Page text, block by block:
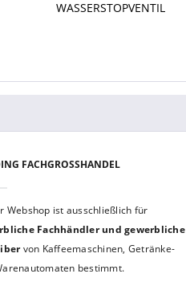
WASSERSTOPVENTIL
FACHGROSSHANDEL
Webshop ist aus­schließ­lich für
Fach­händler und gewerb­liche
von Kaffeemaschinen, Getränke-
bestimmt.